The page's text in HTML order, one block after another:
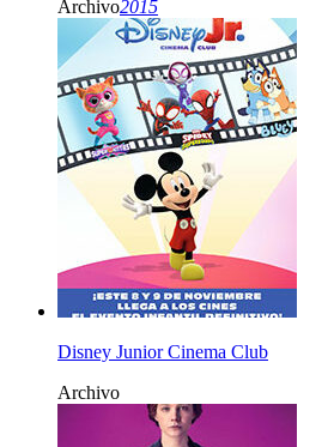
Archivo2015
Disney Junior Cinema Club
Archivo